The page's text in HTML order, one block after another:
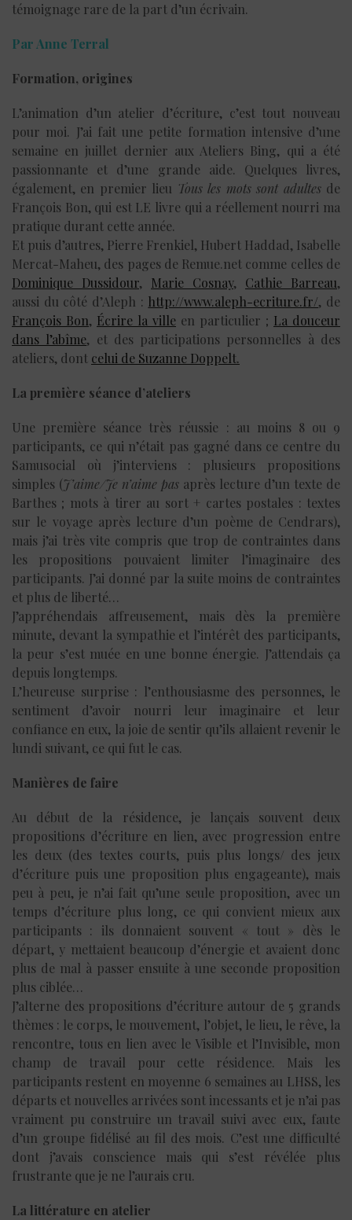
témoignage rare de la part d’un écrivain.
Par Anne Terral
Formation, origines
L’animation d’un atelier d’écriture, c’est tout nouveau
pour moi. J’ai fait une petite formation intensive d’une
semaine en juillet dernier aux Ateliers Bing, qui a été
passionnante et d’une grande aide. Quelques livres,
également, en premier lieu Tous les mots sont adultesde
François Bon, qui est LE livre qui a réellement nourri ma
pratique durant cette année.
Et puis d’autres, Pierre Frenkiel, Hubert Haddad, Isabelle
Mercat-Maheu, des pages de Remue.net comme celles de
Dominique Dussidour, Marie Cosnay, Cathie Barreau,
aussi du côté d’Aleph : http://www.aleph-ecriture.fr/, de
François Bon, Écrire la ville en particulier ; La douceur
dans l’abîme, et des participations personnelles à des
ateliers, dont celui de Suzanne Doppelt.
La première séance d’ateliers
Une première séance très réussie : au moins 8 ou 9
participants, ce qui n’était pas gagné dans ce centre du
Samusocial où j’interviens : plusieurs propositions
simples (J’aime/Je n’aime pas après lecture d’un texte de
Barthes ; mots à tirer au sort + cartes postales : textes
sur le voyage après lecture d’un poème de Cendrars),
mais j’ai très vite compris que trop de contraintes dans
les propositions pouvaient limiter l’imaginaire des
participants. J’ai donné par la suite moins de contraintes
et plus de liberté…
J’appréhendais affreusement, mais dès la première
minute, devant la sympathie et l’intérêt des participants,
la peur s’est muée en une bonne énergie. J’attendais ça
depuis longtemps.
L’heureuse surprise : l’enthousiasme des personnes, le
sentiment d’avoir nourri leur imaginaire et leur
confiance en eux, la joie de sentir qu’ils allaient revenir le
lundi suivant, ce qui fut le cas.
Manières de faire
Au début de la résidence, je lançais souvent deux
propositions d’écriture en lien, avec progression entre
les deux (des textes courts, puis plus longs/ des jeux
d’écriture puis une proposition plus engageante), mais
peu à peu, je n’ai fait qu’une seule proposition, avec un
temps d’écriture plus long, ce qui convient mieux aux
participants : ils donnaient souvent « tout » dès le
départ, y mettaient beaucoup d’énergie et avaient donc
plus de mal à passer ensuite à une seconde proposition
plus ciblée…
J’alterne des propositions d’écriture autour de 5 grands
thèmes : le corps, le mouvement, l’objet, le lieu, le rêve, la
rencontre, tous en lien avec le Visible et l’Invisible, mon
champ de travail pour cette résidence. Mais les
participants restent en moyenne 6 semaines au LHSS, les
départs et nouvelles arrivées sont incessants et je n’ai pas
vraiment pu construire un travail suivi avec eux, faute
d’un groupe fidélisé au fil des mois. C’est une difficulté
dont j’avais conscience mais qui s’est révélée plus
frustrante que je ne l’aurais cru.
La littérature en atelier